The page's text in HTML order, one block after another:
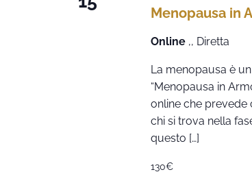
Menopausa in
Online ,, Diretta
La menopausa è
“Menopausa in
online che prevede
chi si trova nella
questo […]
130€